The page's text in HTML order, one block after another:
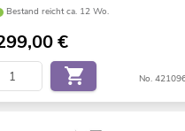
Bestand reicht ca. 12 Wo.
€
No.